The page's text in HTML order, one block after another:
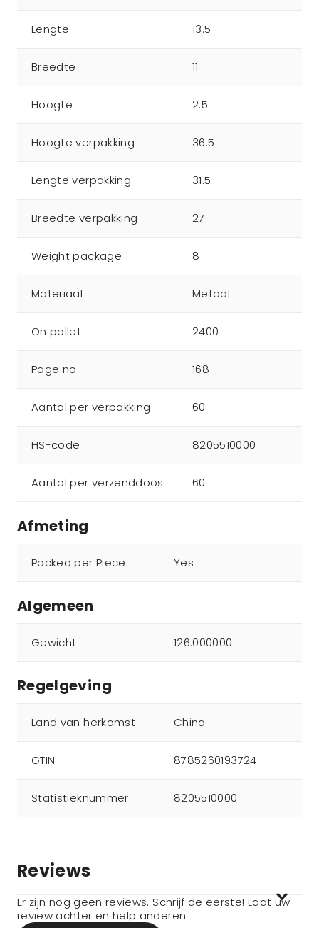
Lengte 13.5
Breedte 11
Hoogte 2.5
Hoogte verpakking 36.5
Lengte verpakking 31.5
Breedte verpakking 27
Weight package 8
Materiaal Metaal
On pallet 2400
Page no 168
Aantal per verpakking 60
HS-code 8205510000
Aantal per verzenddoos 60
Afmeting
Packed per Piece Yes
Algemeen
Gewicht 126.000000
Regelgeving
Land van herkomst China
GTIN 8785260193724
Statistieknummer 8205510000
Reviews
Er zijn nog geen reviews. Schrijf de eerste! Laat uw
review achter en help anderen.